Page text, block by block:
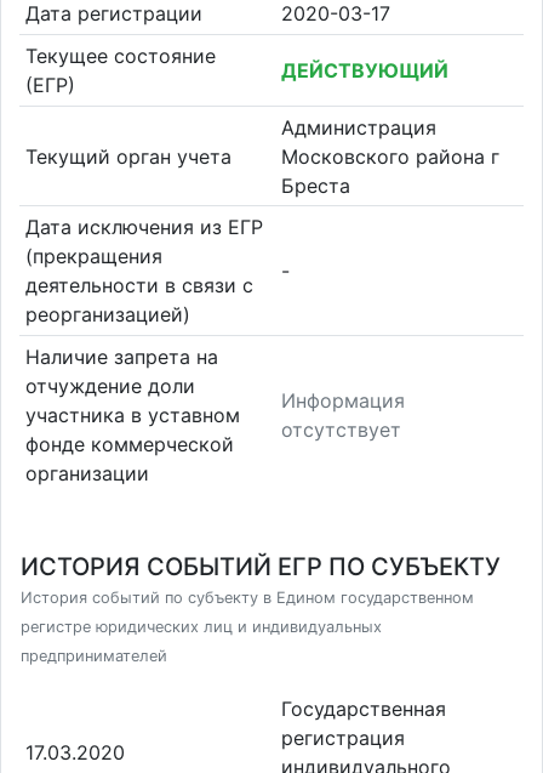
Дата регистрации
2020-03-17
Текущее состояние
(ЕГР)
ДЕЙСТВУЮЩИЙ
Текущий орган учета
Администрация
Московского района г
Бреста
Дата исключения из ЕГР
(прекращения
деятельности в связи с
реорганизацией)
-
Наличие запрета на
отчуждение доли
участника в уставном
фонде коммерческой
организации
Информация
отсутствует
ИСТОРИЯ СОБЫТИЙ ЕГР ПО СУБЪЕКТУ
История событий по субъекту в Едином государственном
регистре юридических лиц и индивидуальных
предпринимателей
17.03.2020
Государственная
регистрация
индивидуального